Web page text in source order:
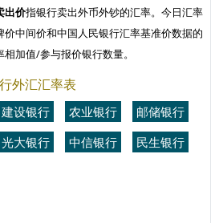
出价指银行卖出外币外钞的汇率。今日汇率
中间价和中国人民银行汇率基准价数据的
加值/参与报价银行数量。
外汇汇率表
建设银行 农业银行
邮储银行
光大银行 中信银行
民生银行